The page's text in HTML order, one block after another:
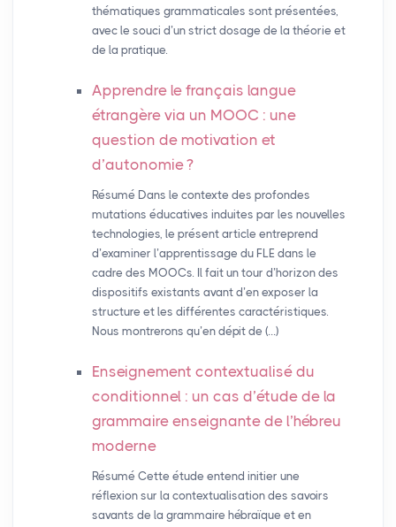
thématiques grammaticales sont présentées,
avec le souci d’un strict dosage de la théorie et
de la pratique.
Apprendre le français langue
étrangère via un MOOC : une
question de motivation et
d’autonomie?
Résumé Dans le contexte des profondes
mutations éducatives induites par les nouvelles
technologies, le présent article entreprend
d’examiner l’apprentissage du FLE dans le
cadre des MOOCs. Il fait un tour d’horizon des
dispositifs existants avant d’en exposer la
structure et les différentes caractéristiques.
Nous montrerons qu’en dépit de (…)
Enseignement contextualisé du
conditionnel : un cas d’étude de la
grammaire enseignante de l’hébreu
moderne
Résumé Cette étude entend initier une
réflexion sur la contextualisation des savoirs
savants de la grammaire hébraïque et en